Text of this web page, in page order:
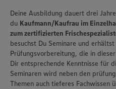
Deine Ausbildung dauert drei
du Kaufmann/Kaufrau im
zum zertifizierten
besuchst Du Seminare und
Prüfungsvorbereitung, die in
Dir entsprechende Kenntnisse für
Seminaren wird neben den
Themen auch tieferes Fachwissen